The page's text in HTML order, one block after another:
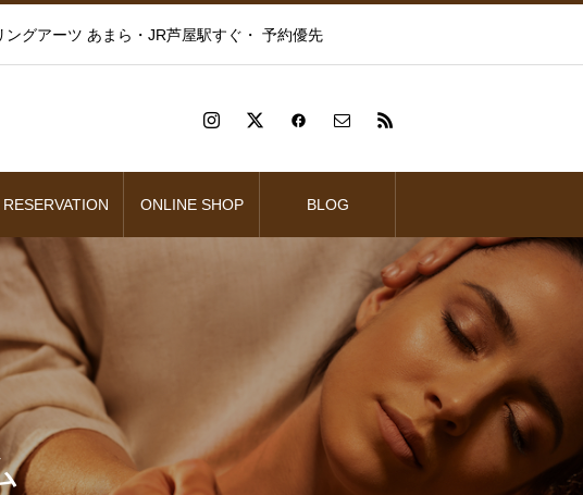
グアーツ あまら・JR芦屋駅すぐ・ 予約優先
RESERVATION ONLINE SHOP BLOG